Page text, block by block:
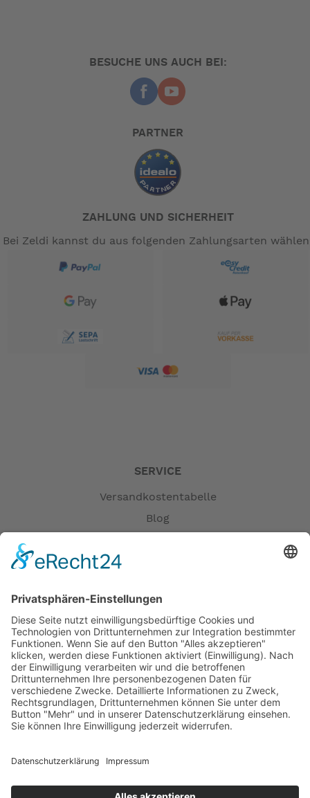
-- Auf Produktfotos angezeigte Dekorationsartikel gehören
nicht zum Leistungsumfang. --
BESUCHE UNS AUCH BEI:
PARTNER
ZAHLUNG UND SICHERHEIT
Bei Zeldi kannst du aus folgenden Zahlungsarten
SERVICE
Versandkostentabelle
Blog
Versandpartner
Zahlung und Versand
Öffnungszeiten
Verfügbarkeit
Größenrechner (Umlaufmaß)
Datenschutz
Fernabsatz